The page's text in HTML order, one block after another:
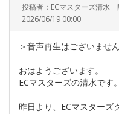
投稿者：ECマスターズ清水
2026/06/19 00:00
＞音声再生はございません
おはようございます。
ECマスターズの清水です。
昨日より、ECマスターズ